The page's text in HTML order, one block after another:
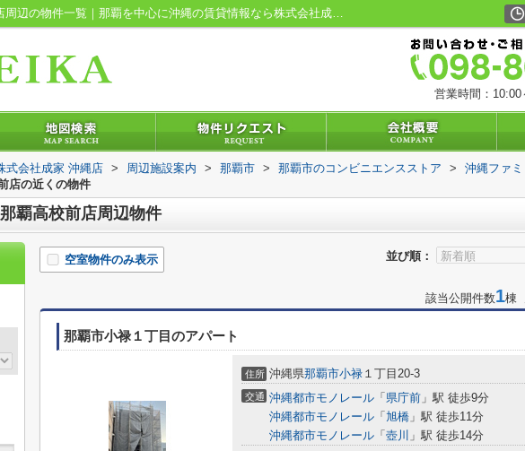
沖縄ファミリーマート 那覇高校前店周辺の物件一覧｜那覇を中心に沖縄の賃貸情報なら株式会社成家 沖縄店
営業時間：10:00
式会社成家 沖縄店 > 周辺施設案内 > 那覇市 > 那覇市のコンビニエンスストア >
沖縄ファ
店の近くの物件
覇高校前店周辺物件
並び順：
空室物件のみ表示
該当公開件数1棟
那覇市小禄１丁目のアパート
住所 沖縄県那覇市小禄 １丁目20-3
交通 沖縄都市モノレール 「 県庁前 」駅 徒歩9分
沖縄都市モノレール 「 旭橋 」駅 徒歩11分
沖縄都市モノレール 「 壺川 」駅 徒歩14分